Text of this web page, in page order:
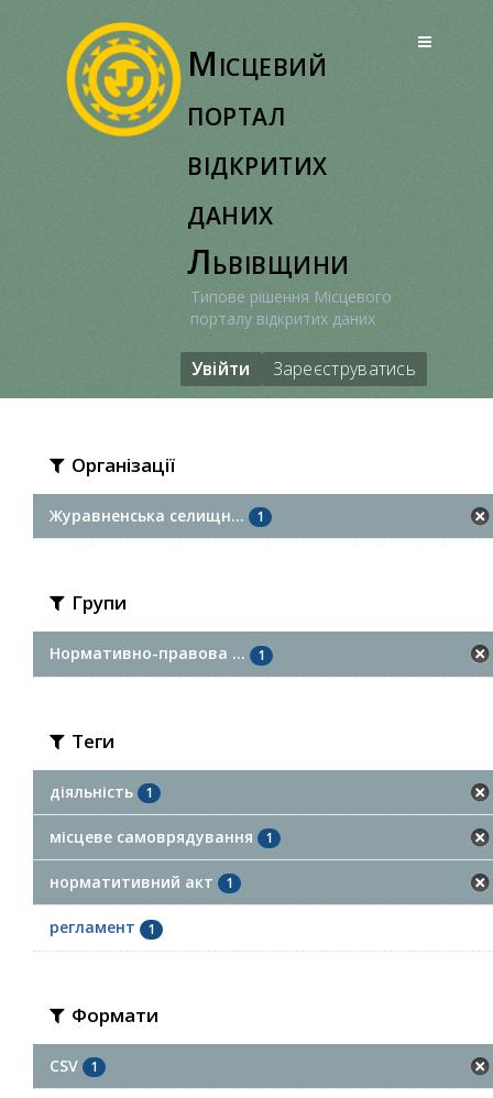
Місцевий
портал
відкритих
даних
Львівщини
Типове рішення Місцевого
порталу відкритих даних
Увійти Зареєструватись
Організації
Журавненська селищн... 1
Групи
Нормативно-правова ... 1
Теги
діяльність 1
місцеве самоврядування 1
норматитивний акт 1
регламент 1
Формати
CSV 1